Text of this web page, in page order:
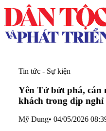
Tin tức - Sự kiện
Yên Tử bứt phá, cán
khách trong dịp nghỉ
Mỹ Dung• 04/05/2026